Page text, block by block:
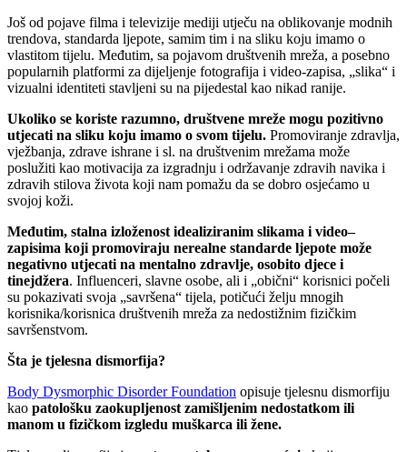
Još od pojave filma i televizije mediji utječu na oblikovanje modnih
trendova, standarda ljepote, samim tim i na sliku koju imamo o
vlastitom tijelu. Međutim, sa pojavom društvenih mreža, a posebno
popularnih platformi za dijeljenje fotografija i video-zapisa, „slika“ i
vizualni identiteti stavljeni su na pijedestal kao nikad ranije.
Ukoliko se koriste razumno, društvene mreže mogu pozitivno
utjecati na sliku koju imamo o svom tijelu. Promoviranje zdravlja,
vježbanja, zdrave ishrane i sl. na društvenim mrežama može
poslužiti kao motivacija za izgradnju i održavanje zdravih navika i
zdravih stilova života koji nam pomažu da se dobro osjećamo u
svojoj koži.
Međutim, stalna izloženost idealiziranim slikama i video–
zapisima koji promoviraju nerealne standarde ljepote može
negativno utjecati na mentalno zdravlje, osobito djece i
tinejdžera. Influenceri, slavne osobe, ali i „obični“ korisnici počeli
su pokazivati svoja „savršena“ tijela, potičući želju mnogih
korisnika/korisnica društvenih mreža za nedostižnim fizičkim
savršenstvom.
Šta je tjelesna dismorfija?
Body Dysmorphic Disorder Foundation opisuje tjelesnu dismorfiju
kao patološku zaokupljenost zamišljenim nedostatkom ili
manom u fizičkom izgledu muškarca ili žene.